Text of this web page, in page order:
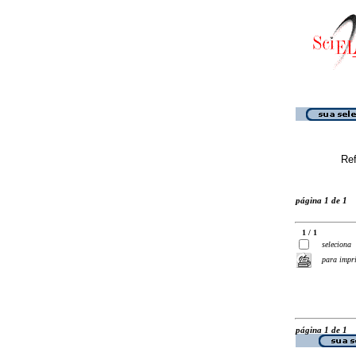
página 1 de 1
1 / 1
seleciona
para
página 1 de 1